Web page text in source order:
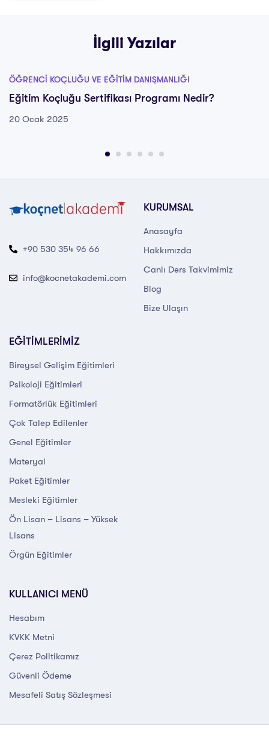
İlgili Yazılar
ÖĞRENCI KOÇLUĞU VE EĞITIM DANIŞMANLIĞI
Eğitim Koçluğu Sertifikası Programı Nedir?
20 Ocak 2025
+90 530 354 96 66
info@kocnetakademi.com
KURUMSAL
Anasayfa
Hakkımızda
Canlı Ders Takvimimiz
Blog
Bize Ulaşın
EĞİTİMLERİMİZ
Bireysel Gelişim Eğitimleri
Psikoloji Eğitimleri
Formatörlük Eğitimleri
Çok Talep Edilenler
Genel Eğitimler
Materyal
Paket Eğitimler
Mesleki Eğitimler
Ön Lisan – Lisans – Yüksek
Lisans
Örgün Eğitimler
KULLANICI MENÜ
Hesabım
KVKK Metni
Çerez Politikamız
Güvenli Ödeme
Mesafeli Satış Sözleşmesi